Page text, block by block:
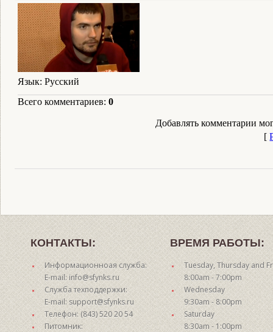
Язык: Русский
Всего комментариев: 0
Добавлять комментарии
[
КОНТАКТЫ:
Информационноая служба:
E-mail: info@sfynks.ru
Служба техподдержки:
E-mail: support@sfynks.ru
Телефон: (843) 520 20 54
Питомник:
ВРЕМЯ РАБОТЫ:
Tuesday, Thursday and
8:00am - 7:00pm
Wednesday
9:30am - 8:00pm
Saturday
8:30am - 1:00pm